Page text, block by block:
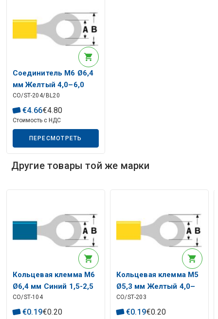
Описание искусственного интеллекта
Описание искусственного интеллекта
Соединитель M6 Ø6,4
мм Желтый 4,0–6,0
мм² (ST-204) RoHS
CO/ST-204/BL20
€4.66€4.80
Стоимость с НДС
ПЕРЕСМОТРЕТЬ
Другие товары той же марки
Кольцевая клемма M6
Ø6,4 мм Синий 1,5-2,5
мм² (ST-104) RoHS
CO/ST-104
€0.19€0.20
Кольцевая клемма M5
Ø5,3 мм Желтый 4,0–
6,0 мм² (ST-203) RoHS
CO/ST-203
€0.19€0.20